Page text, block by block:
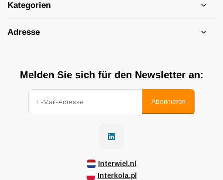
Kategorien
Adresse
Melden Sie sich für den Newsletter an:
Abonnieren
Interwiel.nl
Interkola.pl